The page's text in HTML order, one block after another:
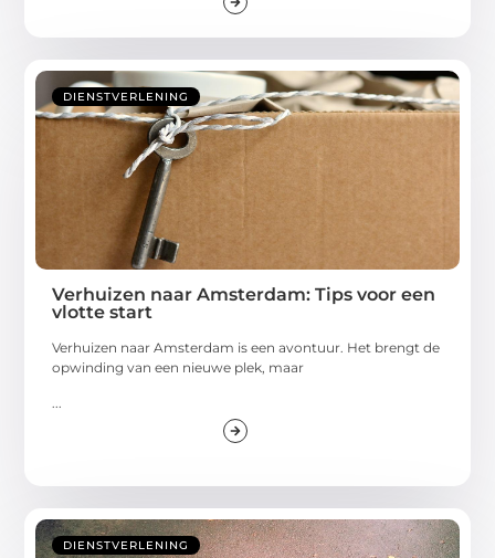
DIENSTVERLENING
Verhuizen naar Amsterdam: Tips voor een
vlotte start
Verhuizen naar Amsterdam is een avontuur. Het brengt de
opwinding van een nieuwe plek, maar
...
DIENSTVERLENING